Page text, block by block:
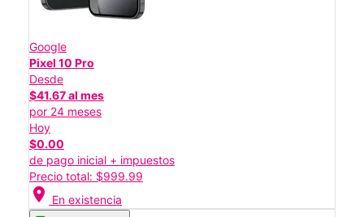
Google
Pixel 10 Pro
Desde
$41.67 al mes
por 24 meses
Hoy
$0.00
de pago inicial + impuestos
Precio total: $999.99
location_on En existencia